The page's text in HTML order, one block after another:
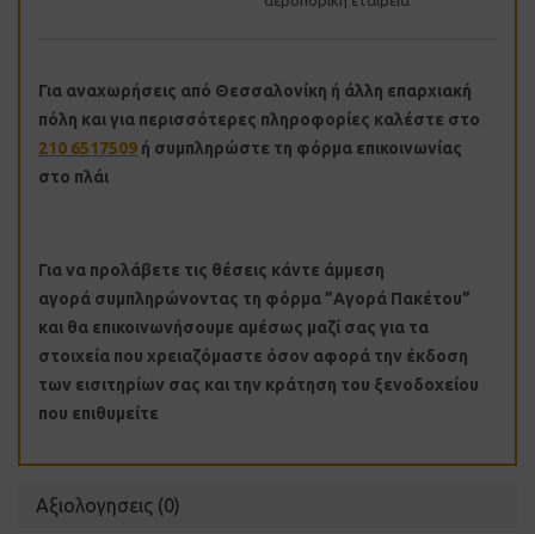
Για αναχωρήσεις από Θεσσαλονίκη ή άλλη επαρχιακή
πόλη και για περισσότερες πληροφορίες καλέστε στο
210 6517509 ή συμπληρώστε τη φόρμα επικοινωνίας
στο πλάι
Για να προλάβετε τις θέσεις κάντε άμμεση
αγορά συμπληρώνοντας τη φόρμα ”Αγορά Πακέτου”
και θα επικοινωνήσουμε αμέσως μαζί σας για τα
στοιχεία που χρειαζόμαστε όσον αφορά την έκδοση
των εισιτηρίων σας και την κράτηση του ξενοδοχείου
που επιθυμείτε
Αξιολογησεις (0)